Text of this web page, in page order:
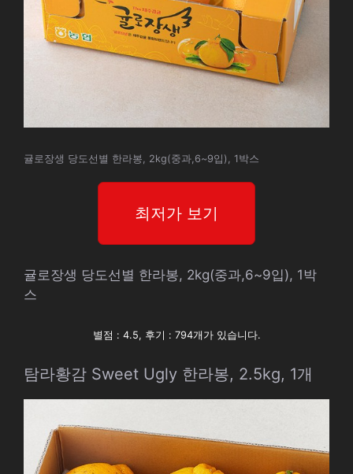
귤로장생 당도선별 한라봉, 2kg(중과,6~9입), 1박스
최저가 보기
귤로장생 당도선별 한라봉, 2kg(중과,6~9입), 1박
스
별점 : 4.5, 후기 : 794개가 있습니다.
탐라황감 Sweet Ugly 한라봉, 2.5kg, 1개